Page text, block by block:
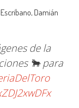
Damián
de la
🐂 para